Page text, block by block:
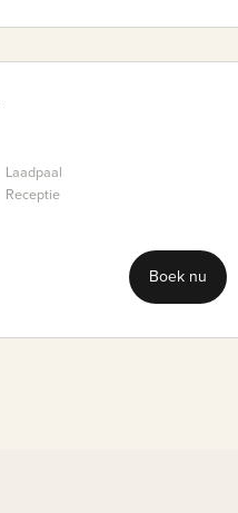
Laadpaal
Receptie
Boek nu